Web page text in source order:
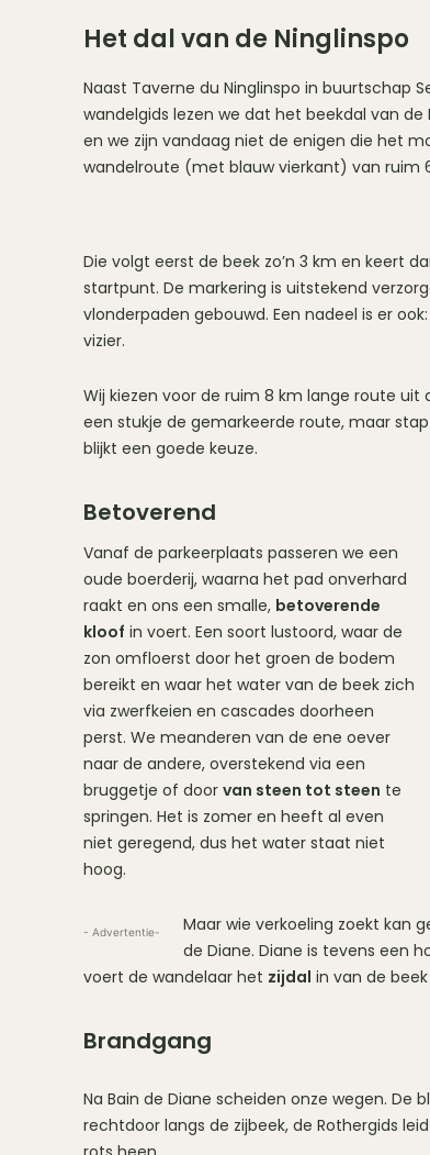
Het dal van de Ninglinspo
Naast Taverne du Ninglinspo in buurtschap
wandelgids lezen we dat het beekdal van de
en we zijn vandaag niet de enigen die het
wandelroute (met blauw vierkant) van ruim
Die volgt eerst de beek zo’n 3 km en keert
startpunt. De markering is uitstekend
vlonderpaden gebouwd. Een nadeel is er
vizier.
Wij kiezen voor de ruim 8 km lange route uit
een stukje de gemarkeerde route, maar
blijkt een goede keuze.
Betoverend
Vanaf de parkeerplaats passeren we een
oude boerderij, waarna het pad onverhard
raakt en ons een smalle, betoverende
kloof in voert. Een soort lustoord, waar de
zon omfloerst door het groen de bodem
bereikt en waar het water van de beek zich
via zwerfkeien en cascades doorheen
perst. We meanderen van de ene oever
naar de andere, overstekend via een
bruggetje of door van steen tot steen te
springen. Het is zomer en heeft al even
niet geregend, dus het water staat niet
hoog.
- Advertentie-
Maar wie verkoeling zoekt kan
de Diane. Diane is tevens een
voert de wandelaar het zijdal in van de beek
Brandgang
Na Bain de Diane scheiden onze wegen. De
rechtdoor langs de zijbeek, de Rothergids